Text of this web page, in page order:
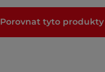
Porovnat tyto produkty